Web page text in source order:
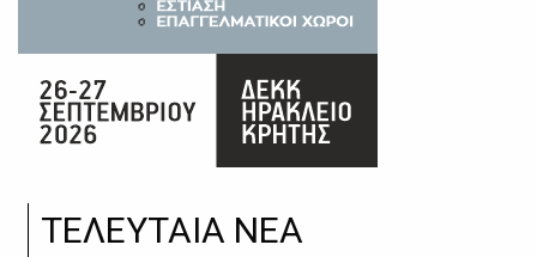
ΤΕΛΕΥΤΑΙΑ ΝΕΑ